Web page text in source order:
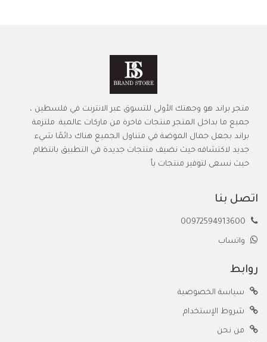
متجر براند هو وجهتك الأولى للتسوق عبر الانترنت في فلسطين ،
جميع ما بداخل المتجر منتجات فاخرة من ماركات عالمية. ملتزمة
براند بجعل جمال الموضة في متناول الجميع هناك دائمًا شيء
جديد لاكتشافه حيث نضيف منتجات جديدة في التطبيق بانتظام.
حيث نسعى لتوفير منتجات بأ
اتصل بنا
واتساب
روابط
سياسة الخصوصية
شروط الإستخدام
من نحن